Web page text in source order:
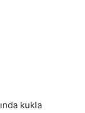
kukla